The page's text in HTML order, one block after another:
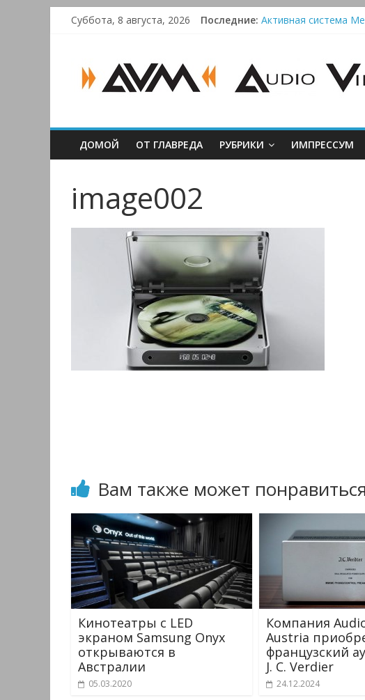
Суббота, 8 августа, 2026 Последние: Активная система
Victrola Automatic —
AUDIO,
VIDEO
&
MULTIMEDIA
Аудио,
Видео
Мультимедиа
ДОМОЙ ОТ ГЛАВРЕДА РУБРИКИ ИМПРЕССУМ
image002
Вам также может понравиться
Кинотеатры с LED
экраном Samsung Onyx
открываются в
Австралии
05.03.2020
Компания
Austria
французский
J. C. Verdier
24.12.2024